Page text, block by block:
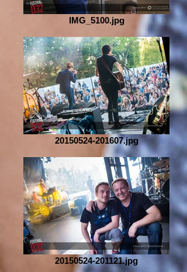
IMG_5100.jpg
20150524-201607.jpg
20150524-201121.jpg